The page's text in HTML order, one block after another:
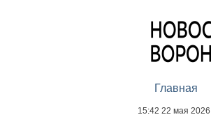
Главная
15:42 22 мая 2026